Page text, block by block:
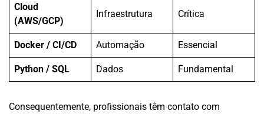
Cloud
(AWS/GCP)
Infraestrutura Crítica
Docker / CI/CD Automação Essencial
Python / SQL Dados Fundamental
Consequentemente, profissionais têm contato com